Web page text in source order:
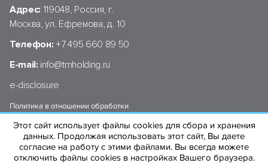
Адрес: 119048, Россия, г.
Москва, ул. Ефремова, д. 10
Телефон: +7 495 660 89 50
E-mail: info@tmholding.ru
e-disclosure
Политика в отношении обработки
персональных данных АО «ТМХ»
Этот сайт использует файлы cookies для сбора и хранения
данных. Продолжая использовать этот сайт, Вы даете
согласие на работу с этими файлами. Вы всегда можете
отключить файлы cookies в настройках Вашего браузера.